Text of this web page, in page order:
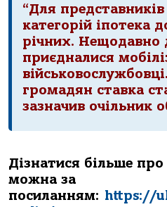
“Для
категорій іпотека
річних. Нещодавно
приєдналися
громадян ставка
зазначив очільник
Дізнатися більше
можна за
посиланням: https://